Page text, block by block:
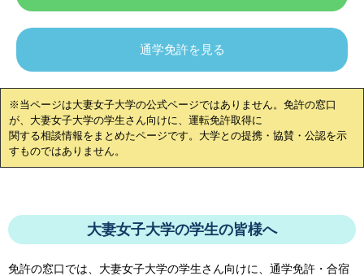
通学免許を見る
※当ページは大妻女子大学の公式ページではありません。免許の窓口
が、 大妻女子大学の学生さん向けに、運転免許取得に
関する相談情報をまとめたページです。大学との提携・協賛・公認を示
すものではありません。
大妻女子大学の学生の皆様へ
免許の窓口では、 大妻女子大学の学生さん向けに、通学免許・合宿